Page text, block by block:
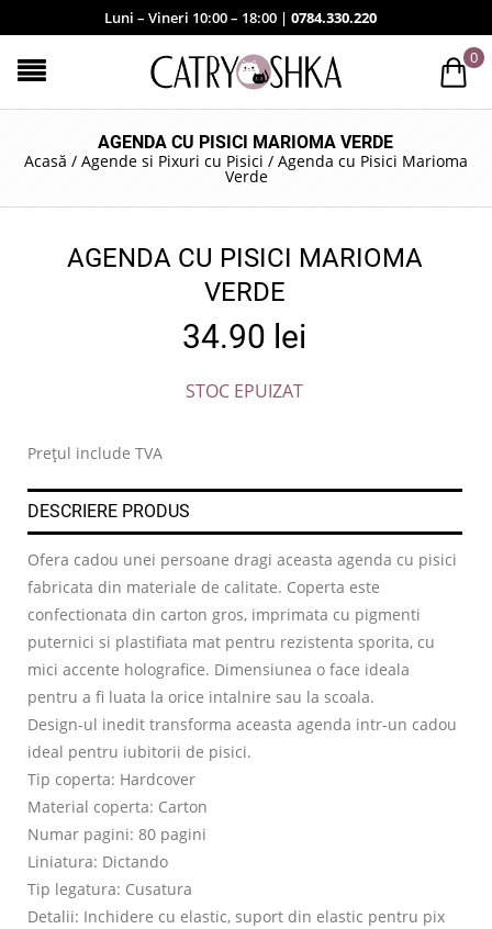
Luni – Vineri 10:00 – 18:00 | 0784.330.220
0
AGENDA CU PISICI MARIOMA VERDE
Acasă / Agende si Pixuri cu Pisici / Agenda cu Pisici Marioma
Verde
AGENDA CU PISICI MARIOMA
VERDE
34.90 lei
STOC EPUIZAT
Prețul include TVA
DESCRIERE PRODUS
Ofera cadou unei persoane dragi aceasta agenda cu pisici
fabricata din materiale de calitate. Coperta este
confectionata din carton gros, imprimata cu pigmenti
puternici si plastifiata mat pentru rezistenta sporita, cu
mici accente holografice. Dimensiunea o face ideala
pentru a fi luata la orice intalnire sau la scoala.
Design-ul inedit transforma aceasta agenda intr-un cadou
ideal pentru iubitorii de pisici.
Tip coperta: Hardcover
Material coperta: Carton
Numar pagini: 80 pagini
Liniatura: Dictando
Tip legatura: Cusatura
Detalii: Inchidere cu elastic, suport din elastic pentru pix